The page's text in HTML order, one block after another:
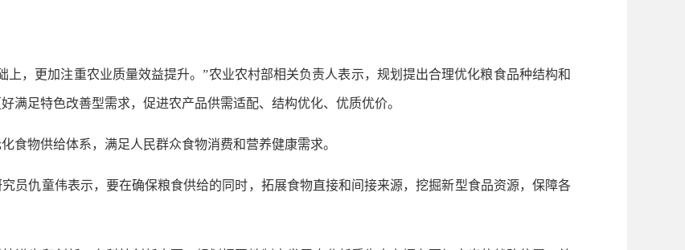
，更加注重农业质量效益提升。”农业农村部相关负责人表示，规划提出合理优化粮食品种结构和
满足特色改善型需求，促进农产品供需适配、结构优化、优质优价。
物供给体系，满足人民群众食物消费和营养健康需求。
仇童伟表示，要在确保粮食供给的同时，拓展食物直接和间接来源，挖掘新型食品资源，保障各